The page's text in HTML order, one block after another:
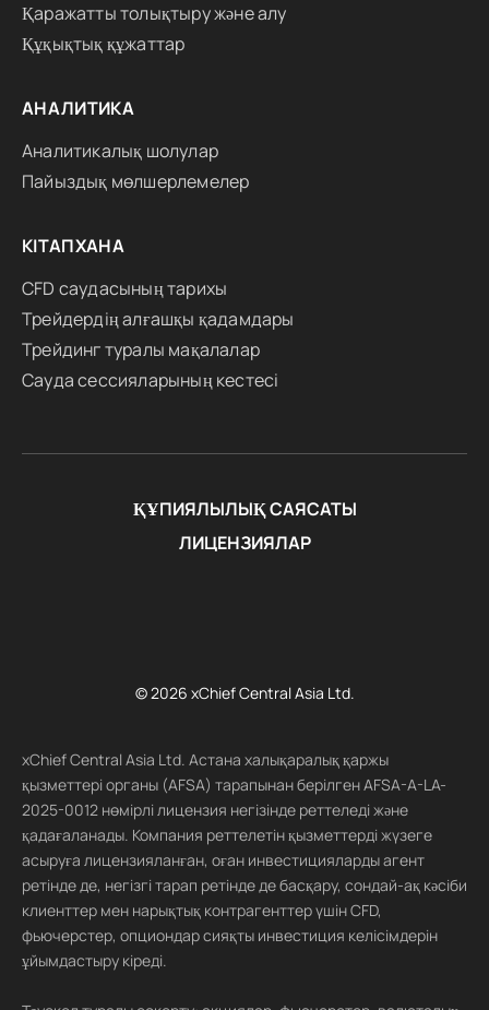
Қаражатты толықтыру және алу
Құқықтық құжаттар
АНАЛИТИКА
Аналитикалық шолулар
Пайыздық мөлшерлемелер
КІТАПХАНА
CFD саудасының тарихы
Трейдердің алғашқы қадамдары
Трейдинг туралы мақалалар
Сауда сессияларының кестесі
ҚҰПИЯЛЫЛЫҚ САЯСАТЫ
ЛИЦЕНЗИЯЛАР
© 2026 xChief Central Asia Ltd.
xChief Central Asia Ltd. Астана халықаралық қаржы
қызметтері органы (AFSA) тарапынан берілген AFSA-A-LA-
2025-0012 нөмірлі лицензия негізінде реттеледі және
қадағаланады. Компания реттелетін қызметтерді жүзеге
асыруға лицензияланған, оған инвестицияларды агент
ретінде де, негізгі тарап ретінде де басқару, сондай-ақ кәсіби
клиенттер мен нарықтық контрагенттер үшін CFD,
фьючерстер, опциондар сияқты инвестиция келісімдерін
ұйымдастыру кіреді.